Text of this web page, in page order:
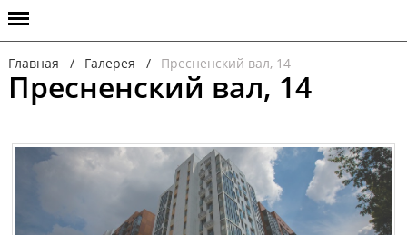
Главная / Галерея / Пресненский вал, 14
Пресненский вал, 14